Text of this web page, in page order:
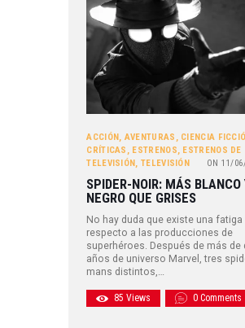
ACCIÓN AVENTURAS CIENCIA
CRÍTICAS
ESTRENOS
ESTRENOS DE
TELEVISIÓN TELEVISIÓN ON 11/
SPIDER-NOIR: MÁS BLANCO
NEGRO QUE GRISES
No hay duda que existe una fatiga
respecto a las producciones de
superhéroes. Después de más de
años de universo Marvel, tres
mans distintos,…
85 Views 0 Comments